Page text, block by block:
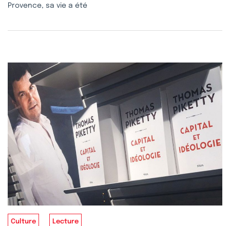
Provence, sa vie a été
Culture Lecture